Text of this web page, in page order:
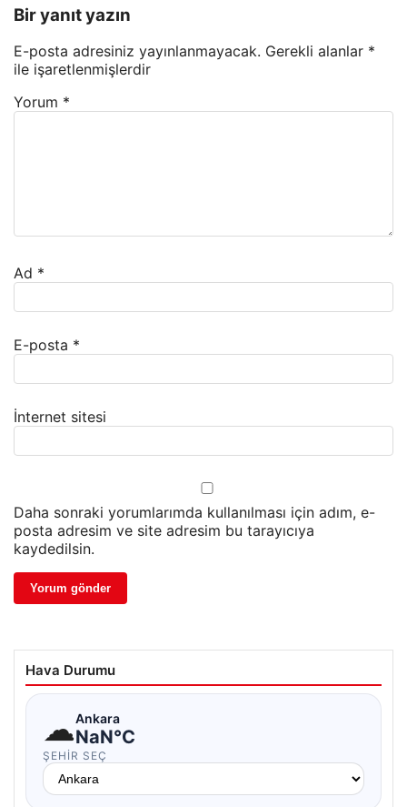
Bir yanıt yazın
E-posta adresiniz yayınlanmayacak. Gerekli alanlar *
ile işaretlenmişlerdir
Yorum *
Ad *
E-posta *
İnternet sitesi
Daha sonraki yorumlarımda kullanılması için adım, e-
posta adresim ve site adresim bu tarayıcıya
kaydedilsin.
Hava Durumu
☁Ankara
NaN°C
ŞEHIR SEÇ